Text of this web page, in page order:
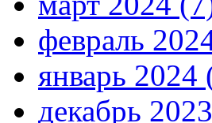
февраль
январь 2024
декабрь